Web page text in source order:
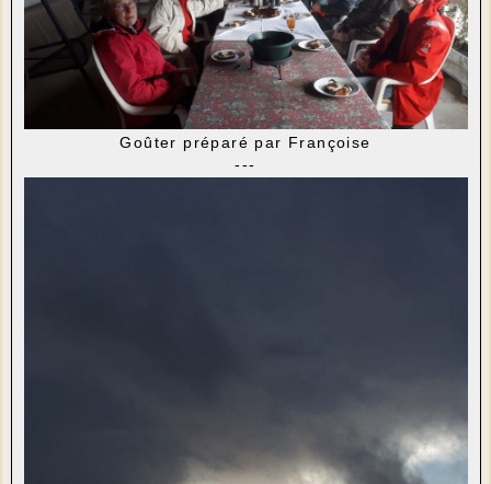
Goûter préparé par Françoise
---